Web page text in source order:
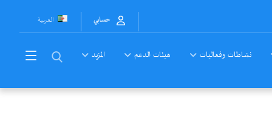
العربية حسابي
نشاطات وفعاليات هيئات الدعم المزيد